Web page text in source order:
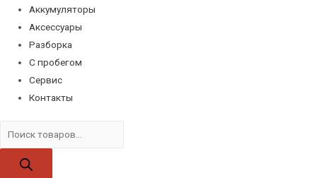
Аккумуляторы
Аксессуары
Разборка
С пробегом
Сервис
Контакты
товаров